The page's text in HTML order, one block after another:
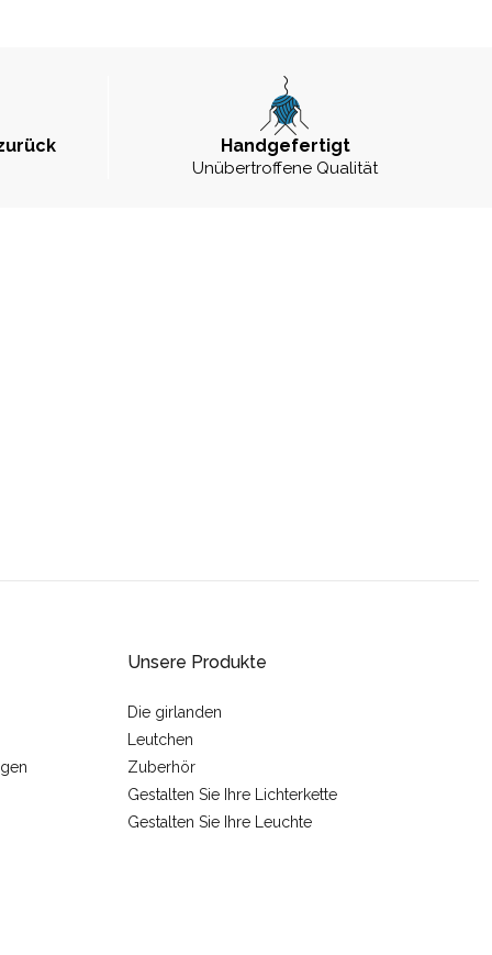
Handgefertigt
Unübertroffene Qualität
Unsere Produkte
Die girlanden
Leutchen
Zuberhör
Gestalten Sie Ihre Lichterkette
Gestalten Sie Ihre Leuchte